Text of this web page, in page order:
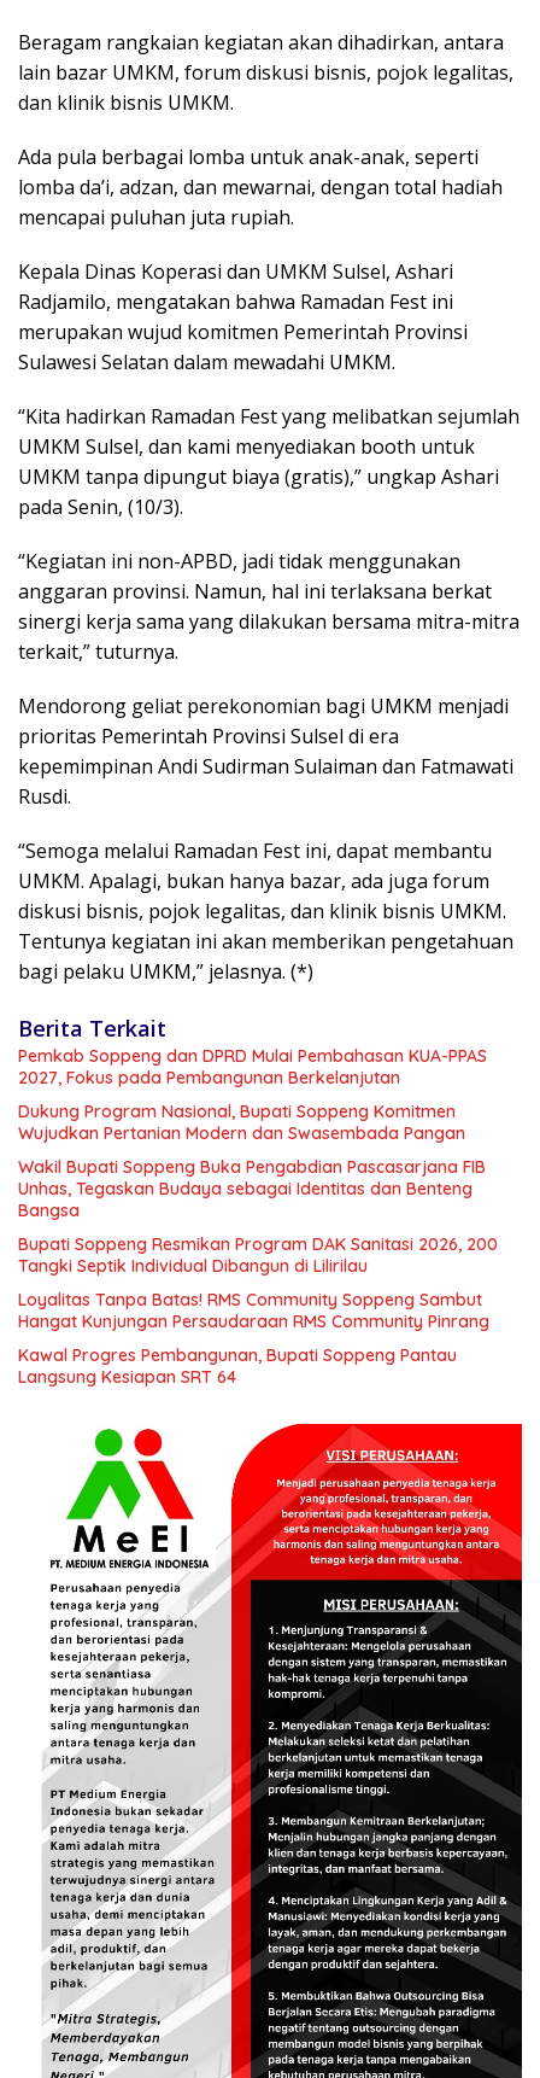
Beragam rangkaian kegiatan akan dihadirkan, antara
lain bazar UMKM, forum diskusi bisnis, pojok legalitas,
dan klinik bisnis UMKM.
Ada pula berbagai lomba untuk anak-anak, seperti
lomba da’i, adzan, dan mewarnai, dengan total hadiah
mencapai puluhan juta rupiah.
Kepala Dinas Koperasi dan UMKM Sulsel, Ashari
Radjamilo, mengatakan bahwa Ramadan Fest ini
merupakan wujud komitmen Pemerintah Provinsi
Sulawesi Selatan dalam mewadahi UMKM.
“Kita hadirkan Ramadan Fest yang melibatkan sejumlah
UMKM Sulsel, dan kami menyediakan booth untuk
UMKM tanpa dipungut biaya (gratis),” ungkap Ashari
pada Senin, (10/3).
“Kegiatan ini non-APBD, jadi tidak menggunakan
anggaran provinsi. Namun, hal ini terlaksana berkat
sinergi kerja sama yang dilakukan bersama mitra-mitra
terkait,” tuturnya.
Mendorong geliat perekonomian bagi UMKM menjadi
prioritas Pemerintah Provinsi Sulsel di era
kepemimpinan Andi Sudirman Sulaiman dan Fatmawati
Rusdi.
“Semoga melalui Ramadan Fest ini, dapat membantu
UMKM. Apalagi, bukan hanya bazar, ada juga forum
diskusi bisnis, pojok legalitas, dan klinik bisnis UMKM.
Tentunya kegiatan ini akan memberikan pengetahuan
bagi pelaku UMKM,” jelasnya. (*)
Berita Terkait
Pemkab Soppeng dan DPRD Mulai Pembahasan KUA-PPAS
2027, Fokus pada Pembangunan Berkelanjutan
Dukung Program Nasional, Bupati Soppeng Komitmen
Wujudkan Pertanian Modern dan Swasembada Pangan
Wakil Bupati Soppeng Buka Pengabdian Pascasarjana FIB
Unhas, Tegaskan Budaya sebagai Identitas dan Benteng
Bangsa
Bupati Soppeng Resmikan Program DAK Sanitasi 2026, 200
Tangki Septik Individual Dibangun di Lilirilau
Loyalitas Tanpa Batas! RMS Community Soppeng Sambut
Hangat Kunjungan Persaudaraan RMS Community Pinrang
Kawal Progres Pembangunan, Bupati Soppeng Pantau
Langsung Kesiapan SRT 64